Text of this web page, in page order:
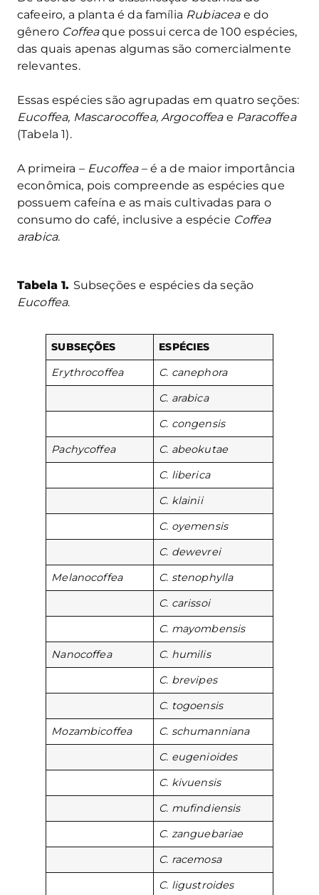
cafeeiro, a planta é da família Rubiacea e do
gênero Coffeaque possui cerca de 100 espécies,
das quais apenas algumas são comercialmente
relevantes.
Essas espécies são agrupadas em quatro seções:
Eucoffea, Mascarocoffea, Argocoffeae Paracoffea
(Tabela 1).
A primeira – Eucoffea– é a de maior importância
econômica, pois compreende as espécies que
possuem cafeína e as mais cultivadas para o
consumo do café, inclusive a espécie Coffea
arabica.
Tabela 1. Subseções e espécies da seção
Eucoffea.
SUBSEÇÕES
ESPÉCIES
Erythrocoffea
C. canephora
C. arabica
C. congensis
Pachycoffea
C. abeokutae
C. liberica
C. klainii
C. oyemensis
C. dewevrei
Melanocoffea
C. stenophylla
C. carissoi
C. mayombensis
Nanocoffea
C. humilis
C. brevipes
C. togoensis
Mozambicoffea
C. schumanniana
C. eugenioides
C. kivuensis
C. mufindiensis
C. zanguebariae
C. racemosa
C. ligustroides